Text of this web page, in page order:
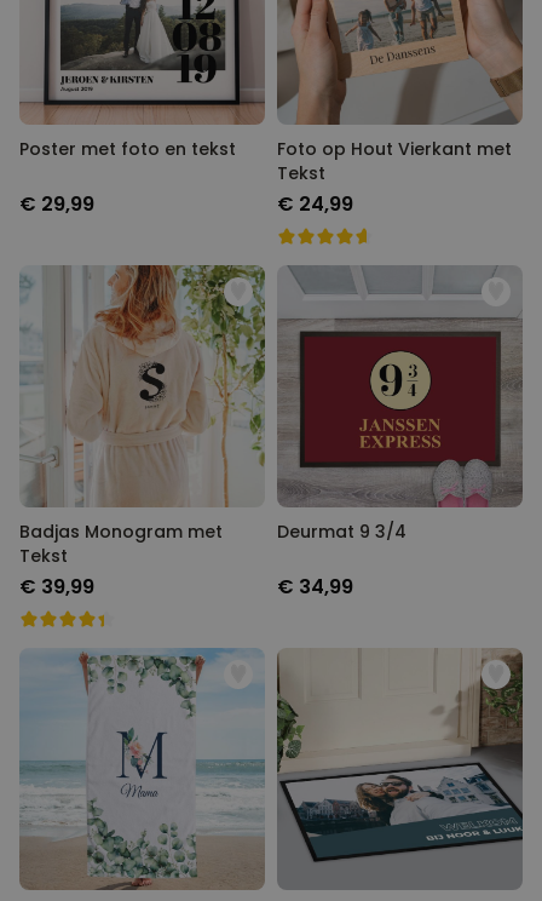
Poster met foto en tekst
€ 29,99
Foto op Hout Vierkant met
Tekst
€ 24,99
Badjas Monogram met
Tekst
€ 39,99
Deurmat 9 3/4
€ 34,99